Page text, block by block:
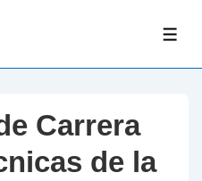
Carrera
de la